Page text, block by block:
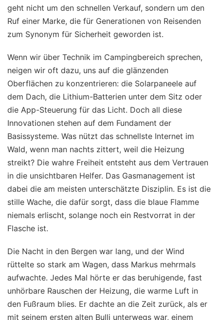
geht nicht um den schnellen Verkauf, sondern um den
Ruf einer Marke, die für Generationen von Reisenden
zum Synonym für Sicherheit geworden ist.
Wenn wir über Technik im Campingbereich sprechen,
neigen wir oft dazu, uns auf die glänzenden
Oberflächen zu konzentrieren: die Solarpaneele auf
dem Dach, die Lithium-Batterien unter dem Sitz oder
die App-Steuerung für das Licht. Doch all diese
Innovationen stehen auf dem Fundament der
Basissysteme. Was nützt das schnellste Internet im
Wald, wenn man nachts zittert, weil die Heizung
streikt? Die wahre Freiheit entsteht aus dem Vertrauen
in die unsichtbaren Helfer. Das Gasmanagement ist
dabei die am meisten unterschätzte Disziplin. Es ist die
stille Wache, die dafür sorgt, dass die blaue Flamme
niemals erlischt, solange noch ein Restvorrat in der
Flasche ist.
Die Nacht in den Bergen war lang, und der Wind
rüttelte so stark am Wagen, dass Markus mehrmals
aufwachte. Jedes Mal hörte er das beruhigende, fast
unhörbare Rauschen der Heizung, die warme Luft in
den Fußraum blies. Er dachte an die Zeit zurück, als er
mit seinem ersten alten Bulli unterwegs war, einem